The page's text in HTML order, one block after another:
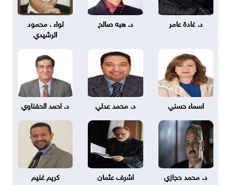
د. غادة عامر د. هبه صالح
لواء . محمود
الرشيدي
اسماء حسني د. محمد عدلي د. احمد الحفناوي
د. محمد حجازي اشرف عثمان كريم غنيم